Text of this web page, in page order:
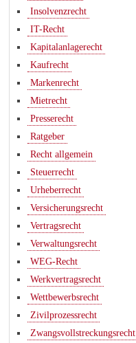
Insolvenzrecht
IT-Recht
Kapitalanlagerecht
Kaufrecht
Markenrecht
Mietrecht
Presserecht
Ratgeber
Recht allgemein
Steuerrecht
Urheberrecht
Versicherungsrecht
Vertragsrecht
Verwaltungsrecht
WEG-Recht
Werkvertragsrecht
Wettbewerbsrecht
Zivilprozessrecht
Zwangsvollstreckungsrecht